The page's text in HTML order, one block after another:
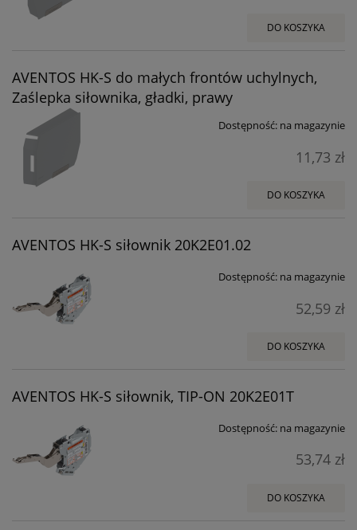
DO KOSZYKA
AVENTOS HK-S do małych frontów uchylnych,
Zaślepka siłownika, gładki, prawy
Dostępność: na magazynie
11,73 zł
DO KOSZYKA
AVENTOS HK-S siłownik 20K2E01.02
Dostępność: na magazynie
52,59 zł
DO KOSZYKA
AVENTOS HK-S siłownik, TIP-ON 20K2E01T
Dostępność: na magazynie
53,74 zł
DO KOSZYKA